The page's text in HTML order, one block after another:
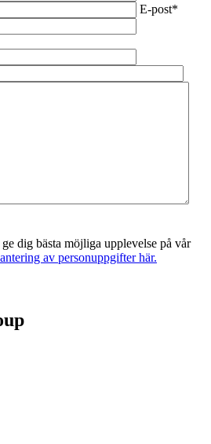
E-post*
dig bästa möjliga upplevelse på vår
av personuppgifter här.